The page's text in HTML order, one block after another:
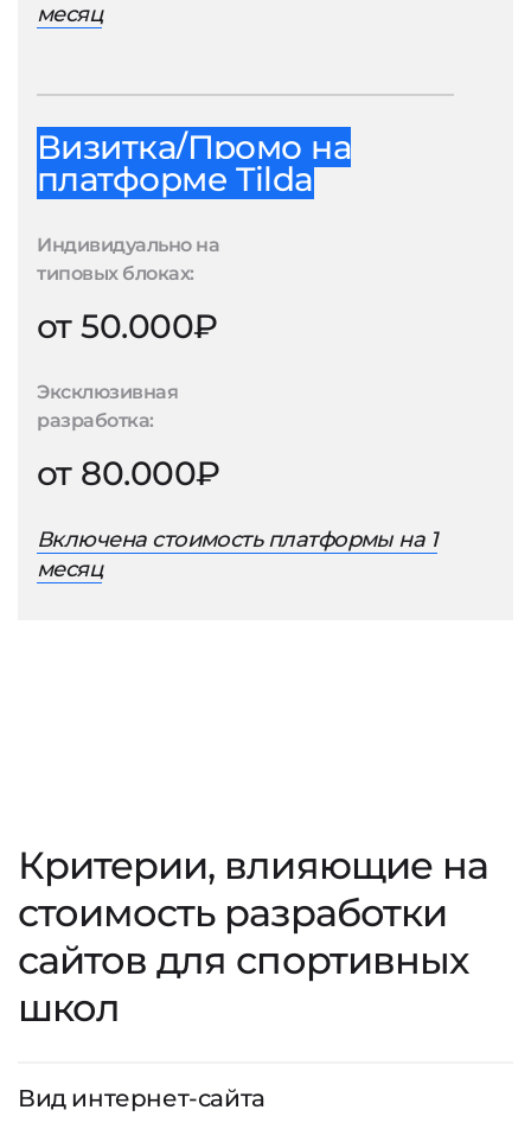
месяц
Визитка/Промо на
платформе Tilda
Индивидуально на
типовых блоках:
от 50.000₽
Эксклюзивная
разработка:
от 80.000₽
Включена стоимость платформы на 1
месяц
Критерии, влияющие на
стоимость разработки
сайтов для спортивных
школ
Вид интернет-сайта